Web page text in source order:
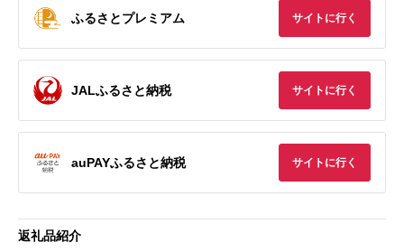
ふるさとプレミアム サイトに行く
JALふるさと納税 サイトに行く
auPAYふるさと納税 サイトに行く
返礼品紹介